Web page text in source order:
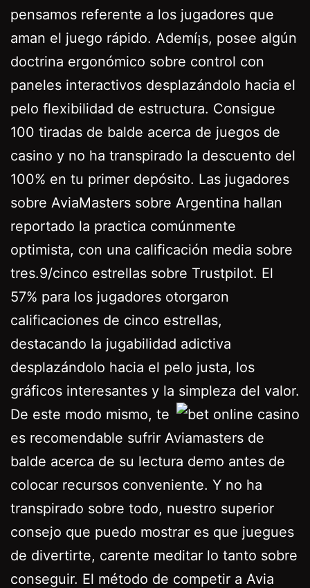
pensamos referente a los jugadores que
aman el juego rápido. Ademí¡s, posee algún
doctrina ergonómico sobre control con
paneles interactivos desplazándolo hacia el
pelo flexibilidad de estructura. Consigue
100 tiradas de balde acerca de juegos de
casino y no ha transpirado la descuento del
100% en tu primer depósito. Las jugadores
sobre AviaMasters sobre Argentina hallan
reportado la practica comúnmente
optimista, con una calificación media sobre
tres.9/cinco estrellas sobre Trustpilot. El
57% para los jugadores otorgaron
calificaciones de cinco estrellas,
destacando la jugabilidad adictiva
desplazándolo hacia el pelo justa, los
gráficos interesantes y la simpleza del valor.
De este modo mismo, te
es recomendable sufrir Aviamasters de
balde acerca de su lectura demo antes de
colocar recursos conveniente. Y no ha
transpirado sobre todo, nuestro superior
consejo que puedo mostrar es que juegues
de divertirte, carente meditar lo tanto sobre
conseguir. El método de competir a Avia